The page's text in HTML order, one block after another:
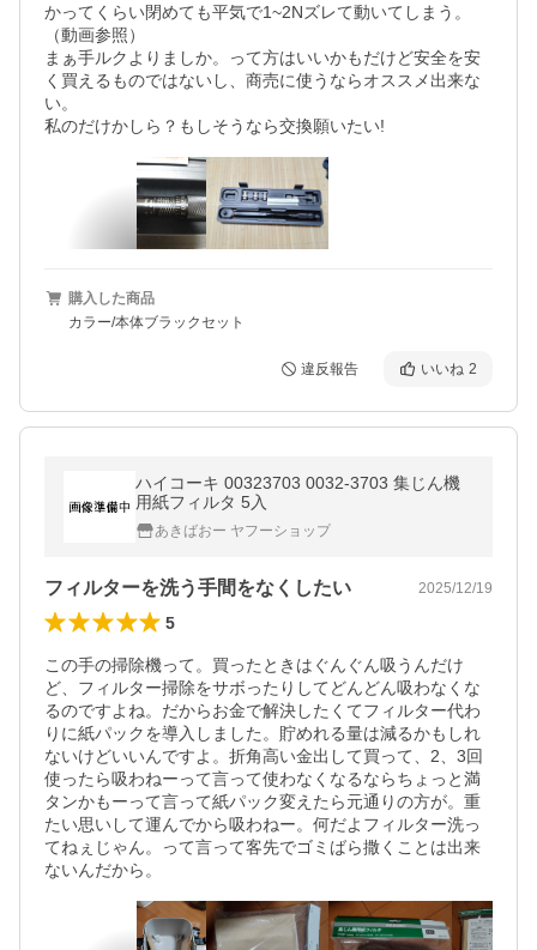
かってくらい閉めても平気で1~2Nズレて動いてしまう。
（動画参照）
まぁ手ルクよりましか。って方はいいかもだけど安全を安
く買えるものではないし、商売に使うならオススメ出来な
い。
購入した商品
カラー/本体ブラックセット
違反報告 いいね 2
ハイコーキ 00323703 0032-3703 集じん機
用紙フィルタ 5入
あきばおー ヤフーショップ
フィルターを洗う手間をなくしたい 2025/12/19
5
この手の掃除機って。買ったときはぐんぐん吸うんだけ
ど、フィルター掃除をサボったりしてどんどん吸わなくな
るのですよね。だからお金で解決したくてフィルター代わ
りに紙パックを導入しました。貯めれる量は減るかもしれ
ないけどいいんですよ。折角高い金出して買って、2、3回
使ったら吸わねーって言って使わなくなるならちょっと満
タンかもーって言って紙パック変えたら元通りの方が。重
たい思いして運んでから吸わねー。何だよフィルター洗っ
てねぇじゃん。って言って客先でゴミばら撒くことは出来
ないんだから。